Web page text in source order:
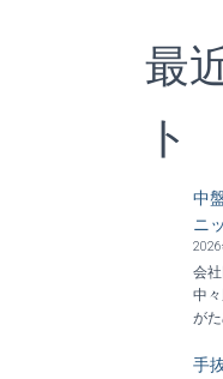
最
ト
中
ニ
会
中
が
手